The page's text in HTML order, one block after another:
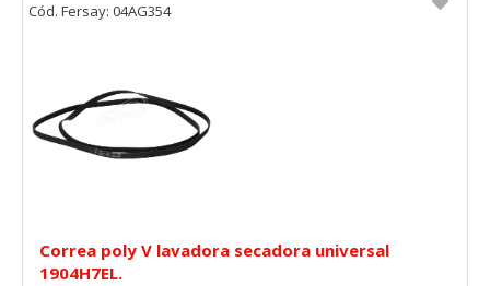
Correa poly V lavadora secadora universal
1904H7EL.
Cód. Fersay: 04AG354